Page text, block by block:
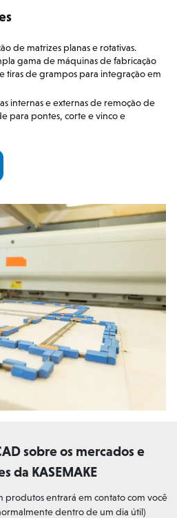
de matrizes planas e rotativas.
gama de máquinas de fabricação
tiras de grampos para integração em
internas e externas de remoção de
para pontes, corte e vinco e
sobre os mercados e
da KASEMAKE
produtos entrará em contato com você
dentro de um dia útil)